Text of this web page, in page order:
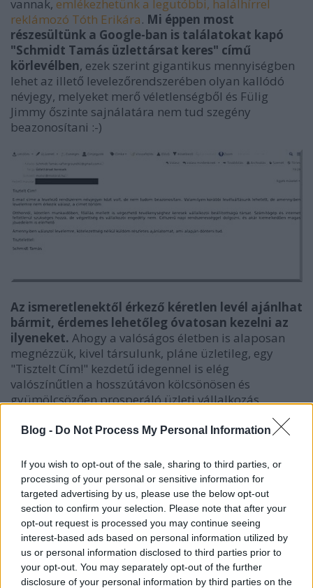
Blog - Do Not Process My Personal Information
If you wish to opt-out of the sale, sharing to third parties, or
processing of your personal or sensitive information for
targeted advertising by us, please use the below opt-out
section to confirm your selection. Please note that after your
opt-out request is processed you may continue seeing
interest-based ads based on personal information utilized by
us or personal information disclosed to third parties prior to
your opt-out. You may separately opt-out of the further
disclosure of your personal information by third parties on the
vannak, emlékezhetünk a legutóbbi, halálhírrel
reklámozó Tóth Erikára. Mi éppen most
részesültünk a Google-ban is találatokat kapó
"Schmidt Tamás üzlettársat keres" című
körlevélben, ezek szerint gigantikus mennyiségben
lehet az illető levelezőrendszerében olyan kallódó
névjegy, melyeket merő véletlenségből és Fülig
Jimmy őszinte sajnálatára nem tud szegény
beazonosítani :-)
Az ismeretlenektől érkező kéretlen levél ajánlhat
bármit, érdemes lehetőleg óvatosan kezelni az
ilyeneket. Ahogy a valóságos életben is alaposan
megnézzük, kivel társulunk, pláne üzletileg, egy
"Tisztelt Cím!" kezdetű idegennel is elég
valószínűtlen a hosszútávon kölcsönösen és
gyümölcsözően prosperáló üzleti vállalkozás.